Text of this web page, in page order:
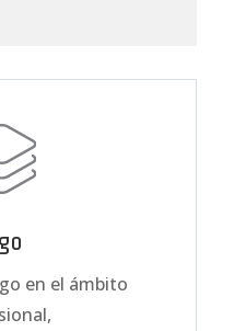
en el ámbito